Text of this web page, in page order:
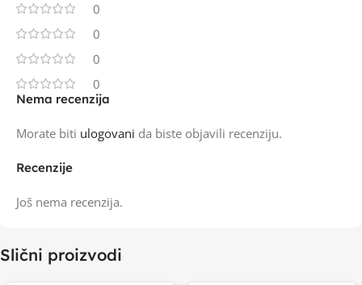
0
0
0
0
Recenzije
Još nema recenzija.
Nema recenzija
Morate biti ulogovani da biste objavili recenziju.
Slični proizvodi